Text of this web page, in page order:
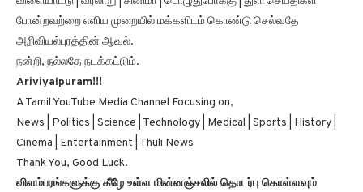
போன்றவற்றை எளிய முறையில் மக்களிடம் கொண்டு செல்வதே
அறிவியல்புரத்தின் ஆவல்.
நன்றி, நல்லதே நடக்கட்டும்.
Ariviyalpuram!!!
A Tamil YouTube Media Channel Focusing on,
News | Politics | Science | Technology | Medical | Sports | History |
Cinema | Entertainment | Thuli News
Thank You, Good Luck.
விளம்பரங்களுக்கு கீழே உள்ள மின்னஞ்சலில் தொடர்பு கொள்ளவும்